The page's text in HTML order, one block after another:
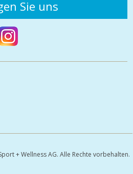
Sie uns
+ Wellness AG. Alle Rechte vorbehalten.